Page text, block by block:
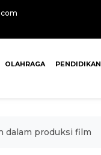
OLAHRAGA PENDIDIKAN
dalam produksi film